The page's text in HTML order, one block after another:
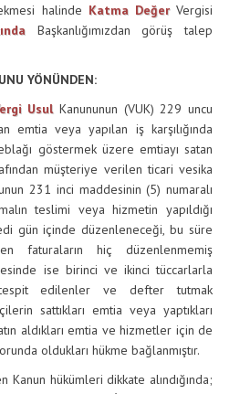
halinde Katma DeğerVergisi
Başkanlığımızdan görüş talep
YÖNÜNDEN:
UsulKanununun (VUK) 229 uncu
emtia veya yapılan iş karşılığında
göstermek üzere emtiayı satan
müşteriye verilen ticari vesika
231 inci maddesinin (5) numaralı
teslimi veya hizmetin yapıldığı
gün içinde düzenleneceği, bu süre
faturaların hiç düzenlenmemiş
ise birinci ve ikinci tüccarlarla
edilenler ve defter tutmak
sattıkları emtia veya yaptıkları
aldıkları emtia ve hizmetler için de
oldukları hükme bağlanmıştır.
hükümleri dikkate alındığında;